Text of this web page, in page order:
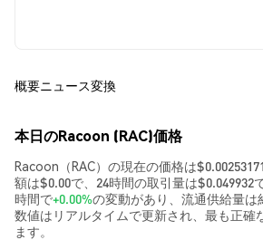
概要ニュース変換
本日のRacoon (RAC)価格
Racoon（RAC）の現在の価格は
額は$0.00で、24時間の取引量は$0.049932
時間で+0.00%の変動があり、流通供給量は
数値はリアルタイムで更新され、最も正確
ます。